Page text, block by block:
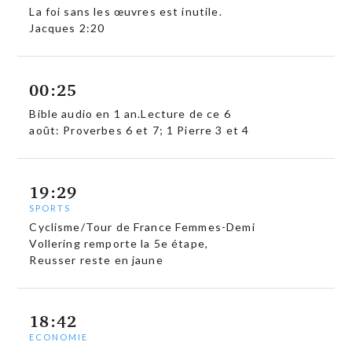
La foi sans les œuvres est inutile.
Jacques 2:20
00:25
Bible audio en 1 an.Lecture de ce 6
août: Proverbes 6 et 7; 1 Pierre 3 et 4
19:29
SPORTS
Cyclisme/Tour de France Femmes-Demi
Vollering remporte la 5e étape,
Reusser reste en jaune
18:42
ECONOMIE